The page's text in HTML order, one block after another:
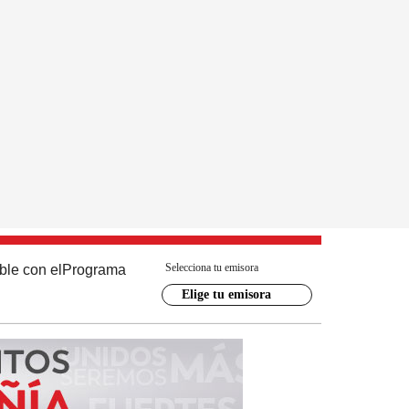
con el Programa Selecciona tu emisora
Elige tu emisora